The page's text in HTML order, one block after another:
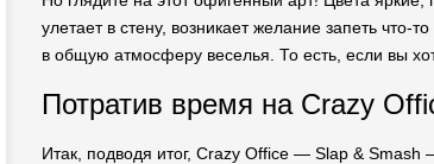
улетает в стену, возникает желание запеть что-
в общую атмосферу веселья. То есть, если вы
Потратив время на Crazy
Итак, подводя итог, Crazy Office — Slap & Smash